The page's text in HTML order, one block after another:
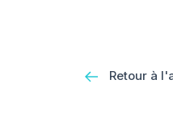
Retour à